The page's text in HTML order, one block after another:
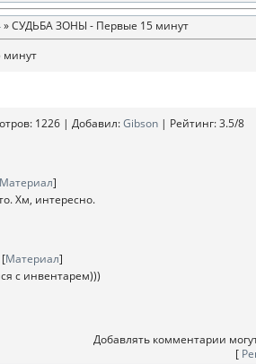
» СУДЬБА ЗОНЫ - Первые 15 минут
: 1226 | Добавил:Gibson | Рейтинг:3.5/8
Материал]
Хм, интересно.
[Материал]
с инвентарем)))
Добавлять комментарии
[